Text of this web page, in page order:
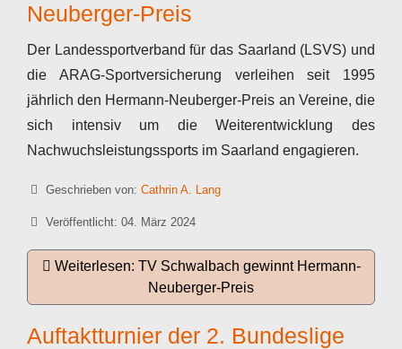
Neuberger-Preis
Der Landessportverband für das Saarland (LSVS) und
die ARAG-Sportversicherung verleihen seit 1995
jährlich den Hermann-Neuberger-Preis an Vereine, die
sich intensiv um die Weiterentwicklung des
Nachwuchsleistungssports im Saarland engagieren.
DetailsGeschrieben von: Cathrin A. Lang
Veröffentlicht: 04. März 2024
Weiterlesen: TV Schwalbach gewinnt Hermann-
Neuberger-Preis
Auftaktturnier der 2. Bundeslige